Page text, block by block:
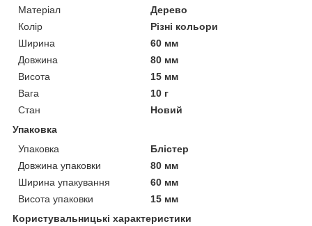
Матеріал
Дерево
Колір
Різні кольори
Ширина
60 мм
Довжина
80 мм
Висота
15 мм
Вага
10 г
Стан
Новий
Упаковка
Упаковка
Блістер
Довжина упаковки
80 мм
Ширина упакування
60 мм
Висота упаковки
15 мм
Користувальницькі характеристики